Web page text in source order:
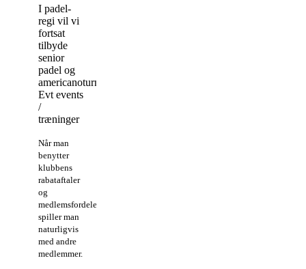
I padel-
regi vil vi
fortsat
tilbyde
senior
padel og
americanoturneringer.
Evt events
/
træninger
Når man
benytter
klubbens
rabataftaler
og
medlemsfordele
spiller man
naturligvis
med andre
medlemmer.